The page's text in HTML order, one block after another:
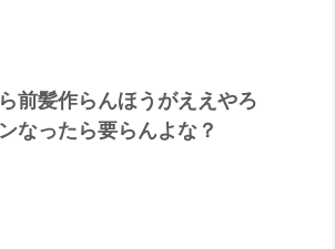
前髪作らんほうがええやろ
なったら要らんよな？